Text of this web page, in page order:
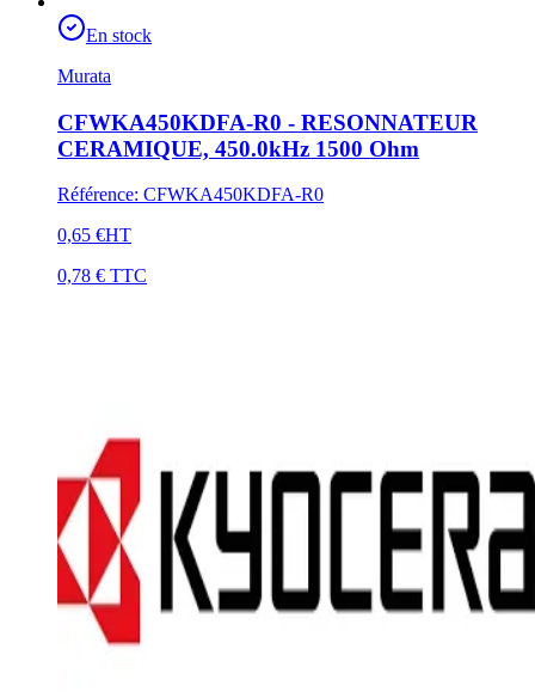
En stock
Murata
CFWKA450KDFA-R0 - RESONNATEUR
CERAMIQUE, 450.0kHz 1500 Ohm
Référence: CFWKA450KDFA-R0
0,65 €HT
0,78 € TTC